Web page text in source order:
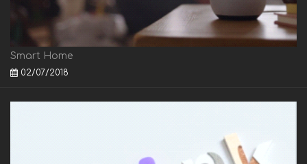
Smart Home
02/07/2018